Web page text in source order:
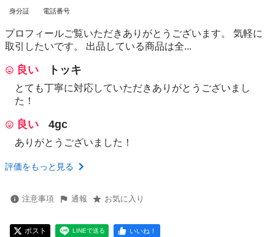
身分証 電話番号
プロフィールご覧いただきありがとうございます。 気軽に
取引したいです。 出品している商品は全...
良い トッキ
とても丁寧に対応していただきありがとうございまし
た！
良い 4gc
ありがとうございました！
評価をもっと見る
注意事項 通報 お気に入り
ポスト LINEで送る いいね！